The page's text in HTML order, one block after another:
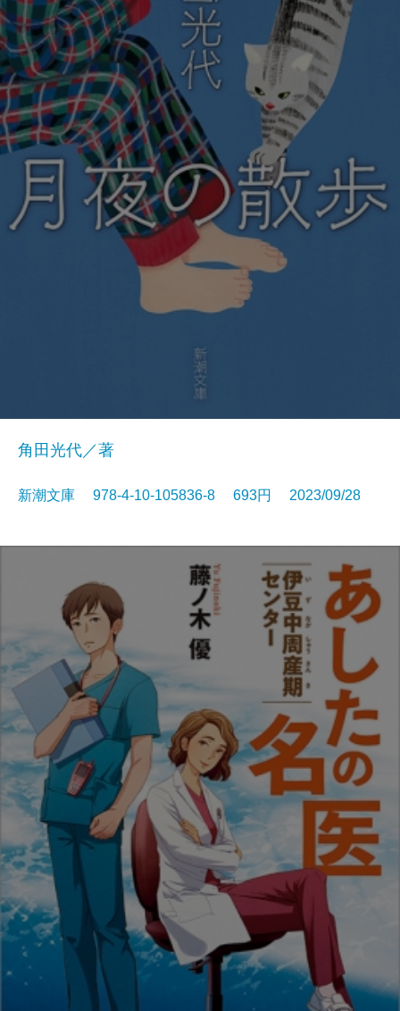
角田光代／著
新潮文庫 978-4-10-105836-8 693円 2023/09/28